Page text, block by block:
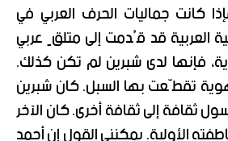
كانت جماليات الحرف العربي في
العربية قد قُدمت إلى متلقٍ عربي
فإنها لدى شبرين لم تكن كذلك.
تقطّعت بها السبل. كان شبرين
ثقافة إلى ثقافة أخرى. كان الآخر